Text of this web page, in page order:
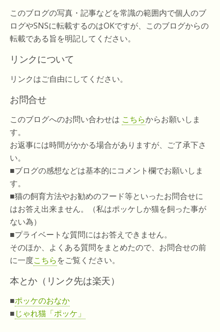
このブログの写真・記事などを常識の範囲内で個人のブ
ログやSNSに転載するのはOKですが、このブログからの
転載である旨を明記してください。
リンクについて
リンクはご自由にしてください。
お問合せ
このブログへのお問い合わせは こちらからお願いしま
す。
お返事には時間がかかる場合がありますが、ご了承下さ
い。
■ブログの感想などは基本的にコメント欄でお願いしま
す。
■猫の飼育方法やお勧めのフード等といったお問合せに
はお答え出来ません。（私はポッケしか猫を飼った事が
ない為）
■プライベートな質問にはお答えできません。
そのほか、よくある質問をまとめたので、お問合せの前
に一度こちらをご覧ください。
本とか（リンク先は楽天）
■ポッケのおなか
■じゃれ猫「ポッケ」